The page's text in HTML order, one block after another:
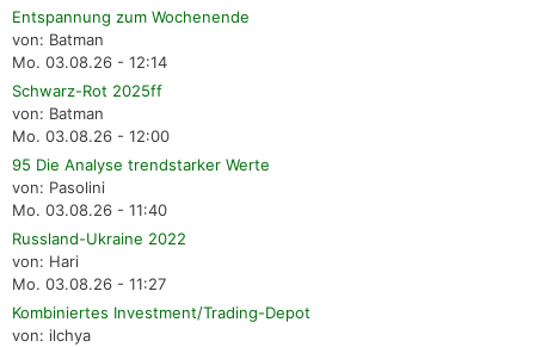
Entspannung zum Wochenende
von: Batman
Mo. 03.08.26 - 12:14
Schwarz-Rot 2025ff
von: Batman
Mo. 03.08.26 - 12:00
95 Die Analyse trendstarker Werte
von: Pasolini
Mo. 03.08.26 - 11:40
Russland-Ukraine 2022
von: Hari
Mo. 03.08.26 - 11:27
Kombiniertes Investment/Trading-Depot
von: ilchya